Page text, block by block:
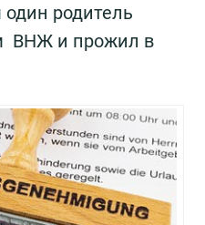
родитель
ВНЖ и прожил в